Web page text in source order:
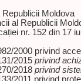
Republicii Moldova
al Republicii
nr. 152 din 17
2000 privind
2015 privind
2018 privind